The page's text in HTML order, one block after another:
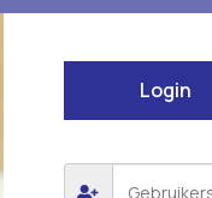
Login